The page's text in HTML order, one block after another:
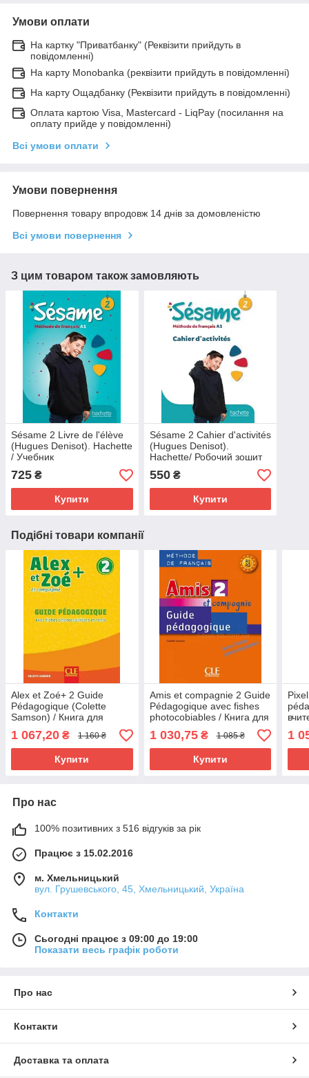
Умови оплати
На картку "Приватбанку" (Реквізити прийдуть в
повідомленні)
На карту Monobanka (реквізити прийдуть в повідомленні)
На карту Ощадбанку (Реквізити прийдуть в повідомленні)
Оплата картою Visa, Mastercard - LiqPay (посилання на
оплату прийде у повідомленні)
Всі умови оплати
Умови повернення
Повернення товару впродовж 14 днів за домовленістю
Всі умови повернення
З цим товаром також замовляють
Sésame 2 Livre de l'élève
(Hugues Denisot). Hachette
/ Учебник
725 ₴
Купити
Sésame 2 Cahier d'activités
(Hugues Denisot).
Hachette/ Робочий зошит
550₴
Купити
Подібні товари компанії
Alex et Zoé+ 2 Guide
Pédagogique (Colette
Samson) / Книга для
1 067,20 ₴ 1 160 ₴
Купити
Amis et compagnie 2 Guide
Pédagogique avec fishes
photocobiables / Книга для
1 030,75₴ 1 085 ₴
Купити
1
Про нас
100% позитивних з 516 відгуків за рік
Працює з 15.02.2016
м. Хмельницький
вул. Грушевського, 45, Хмельницький, Україна
Контакти
Сьогодні працює з 09:00 до 19:00
Показати весь графік роботи
Про нас
Контакти
Доставка та оплата